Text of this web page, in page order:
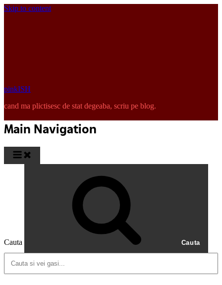
Skip to content
pinkISH
cand ma plictisesc de stat degeaba, scriu pe blog.
Main Navigation
Cauta Cauta